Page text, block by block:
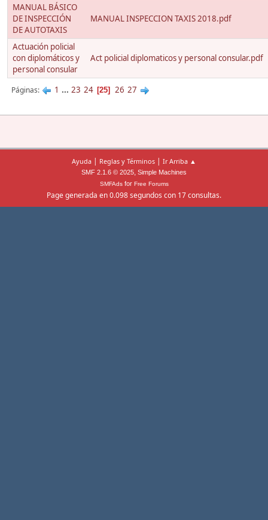
MANUAL BÁSICO
DE INSPECCIÓN
DE AUTOTAXIS
MANUAL INSPECCION TAXIS 2018.pdf
Actuación policial
con diplomáticos y
personal consular
Act policial diplomaticos y personal consular.pdf
Páginas 1 ... 23 24 25 26 27
Ayuda | Reglas y Términos | Ir Arriba ▲
SMF 2.1.6 © 2025, Simple Machines
SMFAdsfor Free Forums
Page generada en 0.098 segundos con 17 consultas.